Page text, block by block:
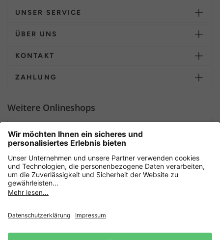
UNSER SERVICE
ÜBER UNS
KONTAKT
ZAHLUNG
Weitere Onlineshops
Sicher einkaufen mit
Newsletter